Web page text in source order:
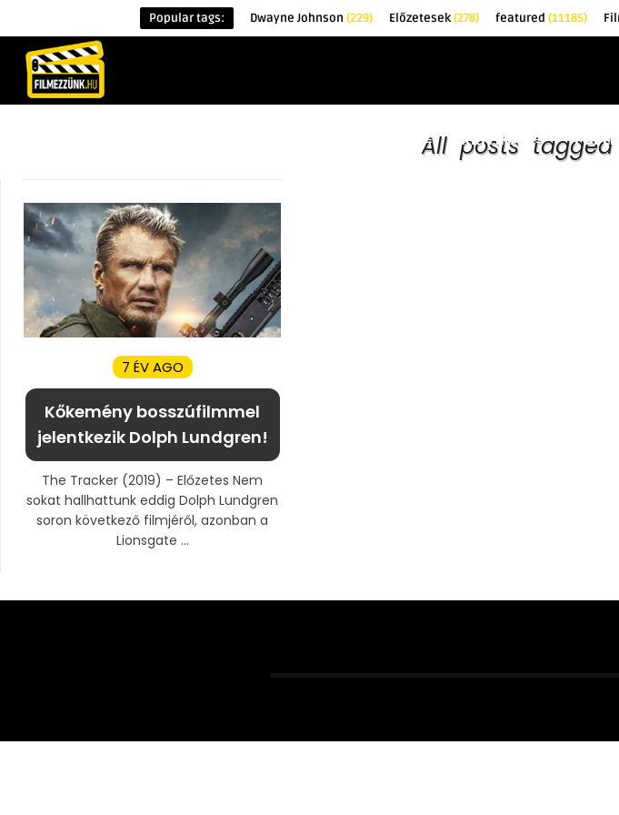
Popular tags: Dwayne Johnson (229) Előzetesek(278) featured (11185)
KRITIKÁK
All posts tagged
7 ÉV AGO
Kőkemény bosszúfilmmel
jelentkezik Dolph Lundgren!
The Tracker (2019) – Előzetes Nem
sokat hallhattunk eddig Dolph Lundgren
soron következő filmjéről, azonban a
Lionsgate ...